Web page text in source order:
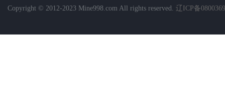
Copyright © 2012-2023 Mine998.com All rights reserved. 辽ICP备